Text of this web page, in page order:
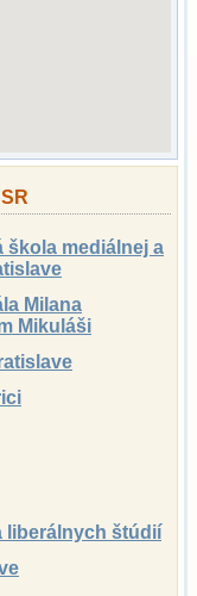
škola mediálnej a
Milana
Mikuláši
liberálnych štúdií